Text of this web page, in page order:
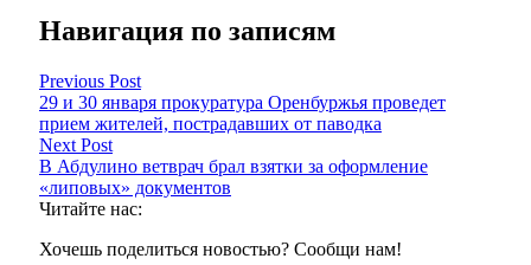
Навигация по записям
Previous Post
29 и 30 января прокуратура Оренбуржья проведет
прием жителей, пострадавших от паводка
Next Post
В Абдулино ветврач брал взятки за оформление
«липовых» документов
Читайте нас:
Хочешь поделиться новостью? Сообщи нам!